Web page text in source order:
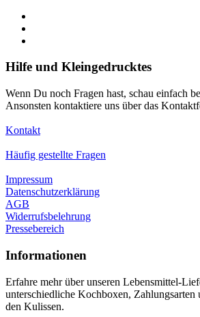
Hilfe und Kleingedrucktes
Wenn Du noch Fragen hast, schau einfach
Ansonsten kontaktiere uns über das
Kontakt
Häufig gestellte Fragen
Impressum
Datenschutzerklärung
AGB
Widerrufsbelehrung
Pressebereich
Informationen
Erfahre mehr über unseren Lebensmittel-
unterschiedliche Kochboxen, Zahlungsarten
den Kulissen.